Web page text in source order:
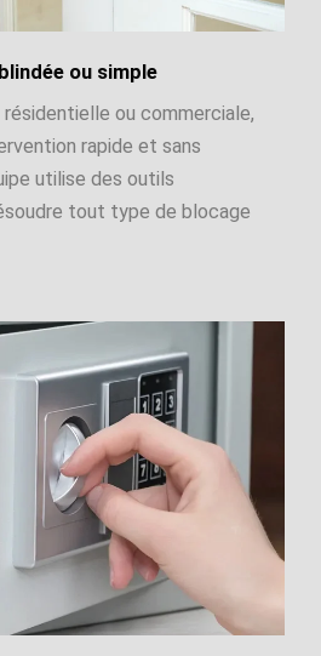
ou simple
ou commerciale,
rapide et sans
utilise des outils
tout type de blocage